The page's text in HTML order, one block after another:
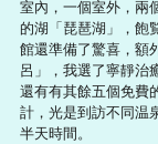
室內，一個室外，兩
的湖「琵琶湖」，飽
館還準備了驚喜，額
呂」，我選了寧靜治
還有有其餘五個免費
計，光是到訪不同温
半天時間。